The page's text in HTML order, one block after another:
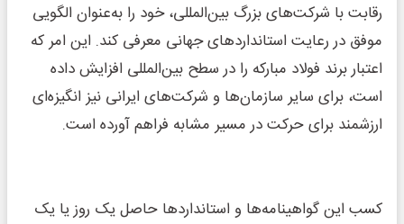
رقابت با شرکت‌های بزرگ بین‌المللی، خود را به‌عنوان الگویی
موفق در رعایت استانداردهای جهانی معرفی کند. این امر که
اعتبار برند فولاد مبارکه را در سطح بین‌المللی افزایش داده
است، برای سایر سازمان‌ها و شرکت‌های ایرانی نیز انگیزه‌ای
ارزشمند برای حرکت در مسیر مشابه فراهم آورده است.
کسب این گواهینامه‌ها و استانداردها حاصل یک روز یا یک